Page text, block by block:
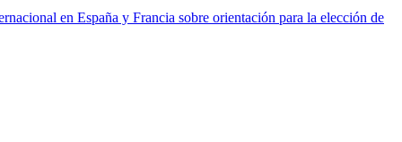
en España y Francia sobre orientación para la elección de